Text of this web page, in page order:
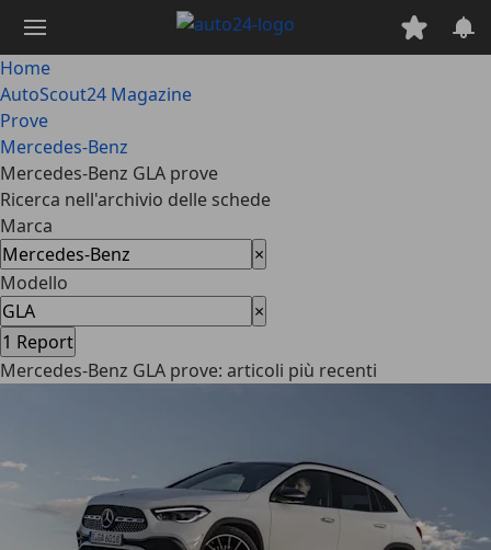
contenuto
principale
Home
AutoScout24 Magazine
Prove
Mercedes-Benz
Mercedes-Benz GLA prove
Ricerca nell'archivio delle schede
Marca
×
Modello
×
1 Report
Mercedes-Benz GLA prove: articoli più recenti